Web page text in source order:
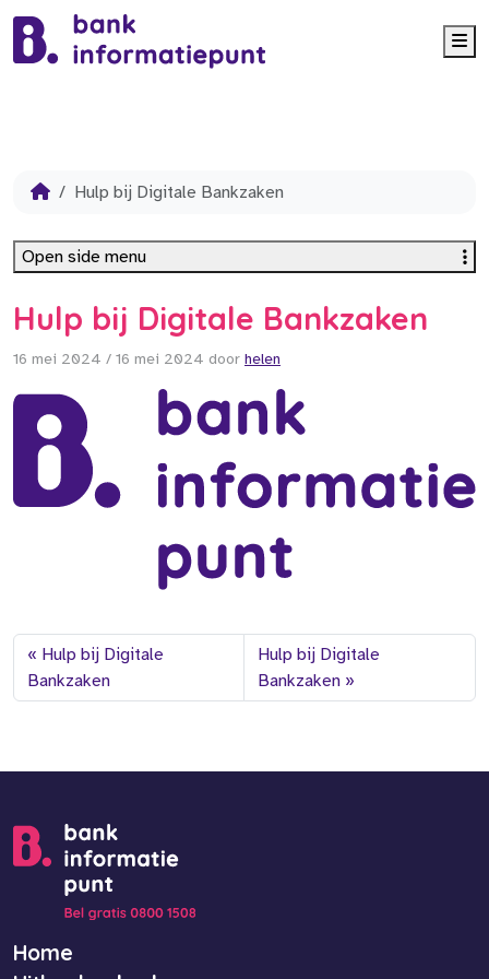
Hulp bij Digitale Bankzaken
Hulp bij Digitale Bankzaken
16 mei 2024 / 16 mei 2024 door helen
Hulp bij Digitale
Bankzaken
Hulp bij Digitale
Bankzaken
Open side menu
Home